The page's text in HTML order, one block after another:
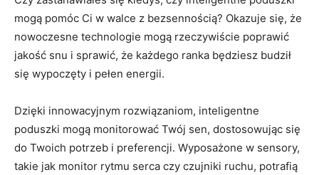
mogą pomóc Ci w walce z bezsennością? ⁣Okazuje się, że⁢
nowoczesne technologie⁢ mogą rzeczywiście ⁤poprawić
jakość snu i sprawić, że każdego ⁣ranka będziesz budził
się ⁣wypoczęty ​i pełen energii.
Dzięki innowacyjnym ⁤rozwiązaniom, inteligentne
⁣poduszki mogą monitorować Twój ‌sen,⁤ dostosowując⁣ się
do Twoich potrzeb i preferencji.‍ Wyposażone⁤ w⁤ sensory,
takie ⁤jak monitor rytmu serca czy czujniki‍ ruchu, ⁣potrafią